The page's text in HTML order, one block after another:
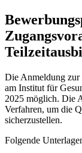
Die Anmeldung zur
am Institut für
2025 möglich. Die
Verfahren, um die
sicherzustellen.
Folgende